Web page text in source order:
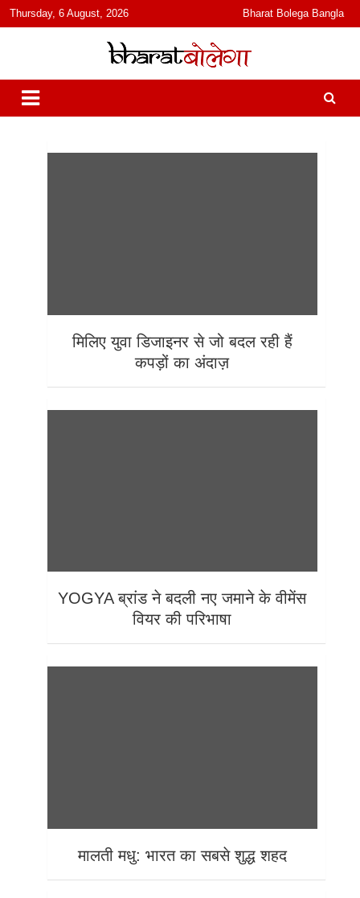
content
Thursday, 6 August, 2026 Bharat Bolega Bangla
भारत बोलेगा
हिंदी में समाचार, विचार, ऑडियो, वीडियो और फ़ीचर. भारत बोलेगा हिंदी न्यूज़ वेबसाइट
India: News, Views, Info, Trends & Podcast I जानकारी भी समझदारी भी
और पॉडकास्ट
मिलिए युवा डिजाइनर से जो बदल रही हैं
कपड़ों का अंदाज़
YOGYA ब्रांड ने बदली नए जमाने के वीमेंस
वियर की परिभाषा
मालती मधु: भारत का सबसे शुद्ध शहद